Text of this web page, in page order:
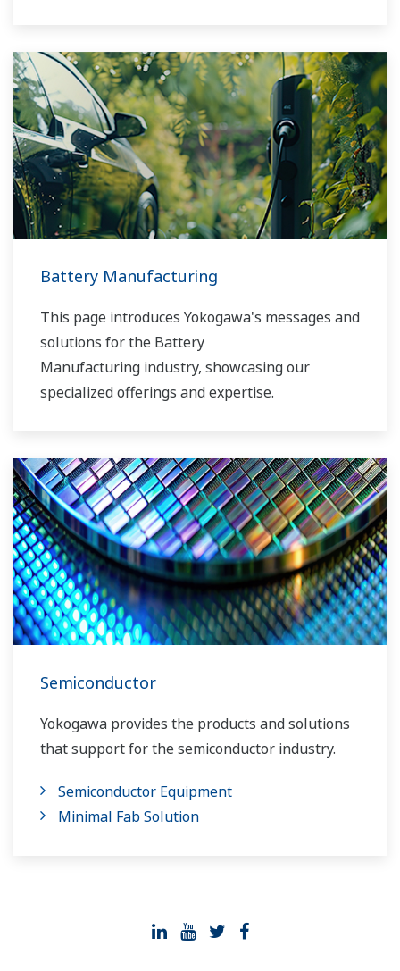
Yokogawa brinda apoyo en una amplia gama de
aplicaciones para el control del agua en los
mercados del agua tanto públicos como
privados.
Battery Manufacturing
This page introduces Yokogawa's messages and
solutions for the Battery
Manufacturing industry, showcasing our
specialized offerings and expertise.
Semiconductor
Yokogawa provides the products and solutions
that support for the semiconductor industry.
Semiconductor Equipment
Minimal Fab Solution